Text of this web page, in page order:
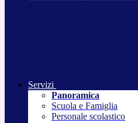
Servizi
Panoramica
Scuola e Famiglia
Personale scolastico